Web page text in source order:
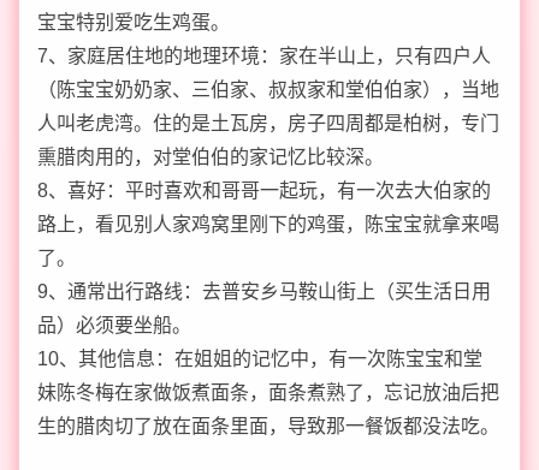
宝宝特别爱吃生鸡蛋。
7、家庭居住地的地理环境：家在半山上，只有四户人
（陈宝宝奶奶家、三伯家、叔叔家和堂伯伯家），当地
人叫老虎湾。住的是土瓦房，房子四周都是柏树，专门
熏腊肉用的，对堂伯伯的家记忆比较深。
8、喜好：平时喜欢和哥哥一起玩，有一次去大伯家的
路上，看见别人家鸡窝里刚下的鸡蛋，陈宝宝就拿来喝
了。
9、通常出行路线：去普安乡马鞍山街上（买生活日用
品）必须要坐船。
10、其他信息：在姐姐的记忆中，有一次陈宝宝和堂
妹陈冬梅在家做饭煮面条，面条煮熟了，忘记放油后把
生的腊肉切了放在面条里面，导致那一餐饭都没法吃。